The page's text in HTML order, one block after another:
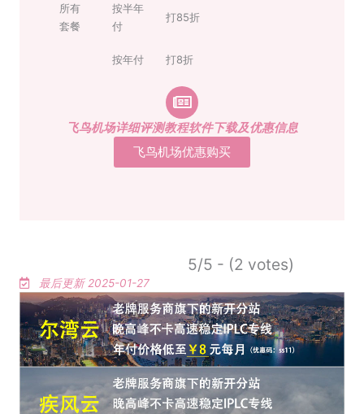
所有
套餐
按半年
付
打85折
按年付 打8折
飞鸟机场详细评测教程软件下载及优惠信息
飞鸟机场优惠购买
5/5 - (2 votes)
最后更新 2025-01-27